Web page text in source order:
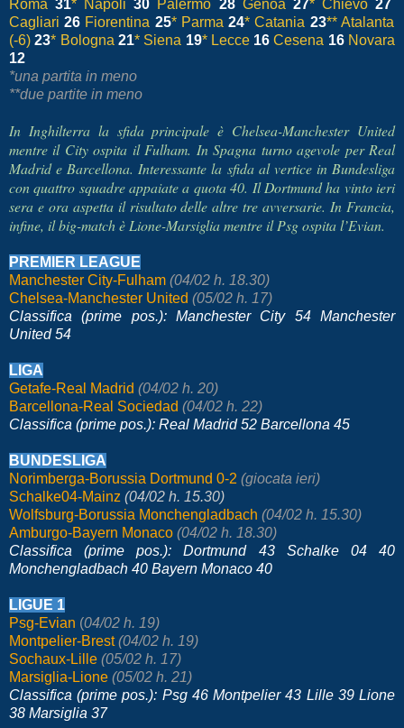
Roma31* Napoli30 Palermo 28 Genoa 27* Chievo 27
Cagliari26 Fiorentina 25* Parma24* Catania 23** Atalanta
(-6)23* Bologna 21* Siena 19* Lecce 16 Cesena 16Novara
12
*una partita in meno
**due partite in meno
In Inghilterra la sfida principale è Chelsea-Manchester United
mentre il City ospita il Fulham. In Spagna turno agevole per Real
Madrid e Barcellona. Interessante la sfida al vertice in Bundesliga
con quattro squadre appaiate a quota 40. Il Dortmund ha vinto ieri
sera e ora aspetta il risultato delle altre tre avversarie. In Francia,
infine, il big-match è Lione-Marsiglia mentre il Psg ospita l’Evian.
PREMIER LEAGUE
Manchester City-Fulham (04/02 h. 18.30)
Chelsea-Manchester United (05/02 h. 17)
Classifica (prime pos.): Manchester City 54 Manchester
United 54
LIGA
Getafe-Real Madrid (04/02 h. 20)
Barcellona-Real Sociedad (04/02 h. 22)
Classifica (prime pos.): Real Madrid 52 Barcellona 45
BUNDESLIGA
Norimberga-Borussia Dortmund 0-2 (giocata ieri)
Schalke04-Mainz (04/02 h. 15.30)
Wolfsburg-Borussia Monchengladbach (04/02 h. 15.30)
Amburgo-Bayern Monaco (04/02 h. 18.30)
Classifica (prime pos.): Dortmund 43 Schalke 04 40
Monchengladbach 40 Bayern Monaco 40
LIGUE 1
Psg-Evian (04/02 h. 19)
Montpelier-Brest(04/02 h. 19)
Sochaux-Lille (05/02 h. 17)
Marsiglia-Lione (05/02 h. 21)
Classifica (prime pos.): Psg 46 Montpelier 43 Lille 39 Lione
38 Marsiglia 37